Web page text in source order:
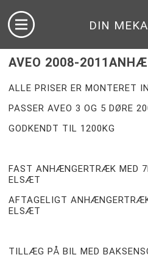
DIN
AVEO 2008-
ALLE PRISER ER MONTERET
PASSER AVEO 3 OG 5 DØRE
GODKENDT TIL 1200KG
FAST ANHÆNGERTRÆK MED
ELSÆT
AFTAGELIGT
ELSÆT
TILLÆG PÅ BIL MED